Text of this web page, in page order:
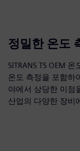
정밀한 온도
SITRANS TS OEM
온도 측정을 포함하
야에서 상당한 이점
산업의 다양한 장비